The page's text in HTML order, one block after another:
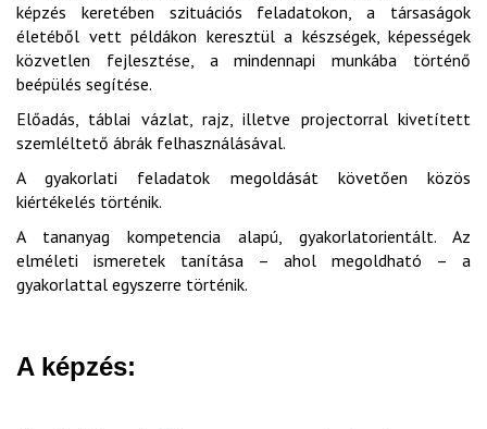
képzés keretében szituációs feladatokon, a társaságok
életéből vett példákon keresztül a készségek, képességek
közvetlen fejlesztése, a mindennapi munkába történő
beépülés segítése.
Előadás, táblai vázlat, rajz, illetve projectorral kivetített
szemléltető ábrák felhasználásával.
A gyakorlati feladatok megoldását követően közös
kiértékelés történik.
A tananyag kompetencia alapú, gyakorlatorientált. Az
elméleti ismeretek tanítása – ahol megoldható – a
gyakorlattal egyszerre történik.
A képzés: